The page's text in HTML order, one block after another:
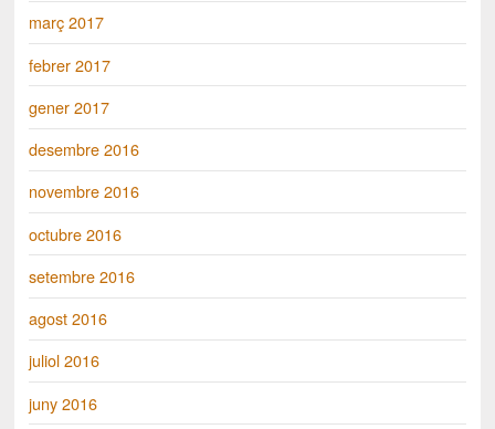
març 2017
febrer 2017
gener 2017
desembre 2016
novembre 2016
octubre 2016
setembre 2016
agost 2016
juliol 2016
juny 2016